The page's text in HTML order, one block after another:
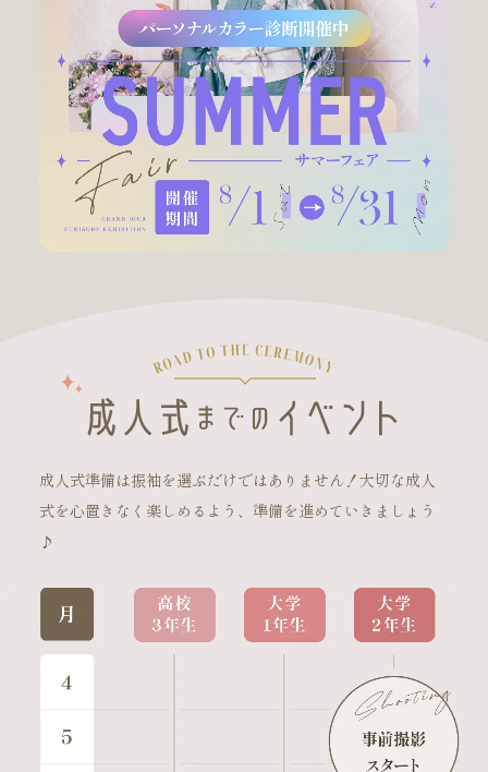
成人式準備は振袖を選ぶだけではありません！大切な成人
式を心置きなく楽しめるよう、準備を進めていきましょう
♪